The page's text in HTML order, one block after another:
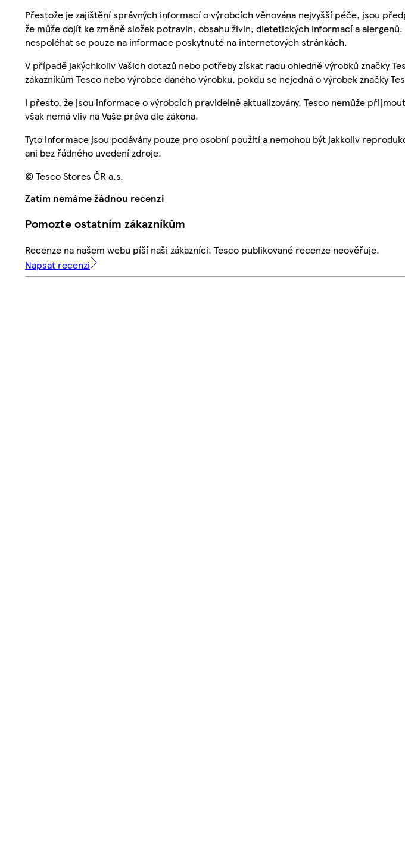
Přestože je zajištění správných informací o výrobcích věnována nejvyšší péče, jsou
že může dojít ke změně složek potravin, obsahu živin, dietetických informací a
nespoléhat se pouze na informace poskytnuté na internetových stránkách.
V případě jakýchkoliv Vašich dotazů nebo potřeby získat radu ohledně výrobků značky
zákazníkům Tesco nebo výrobce daného výrobku, pokdu se nejedná o výrobek značky
I přesto, že jsou informace o výrobcích pravidelně aktualizovány, Tesco nemůže
však nemá vliv na Vaše práva dle zákona.
Tyto informace jsou podávány pouze pro osobní použití a nemohou být jakkoliv
ani bez řádného uvedení zdroje.
© Tesco Stores ČR a.s.
Zatím nemáme žádnou recenzi
Pomozte ostatním zákazníkům
Recenze na našem webu píší naši zákazníci. Tesco publikované recenze neověřuje.
Napsat recenzi